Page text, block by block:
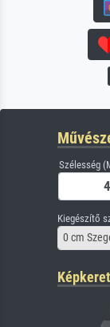
Szélesség
Kiegészítő
0 cm
Képkeret